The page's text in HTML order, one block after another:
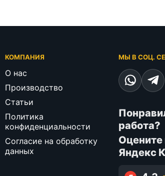
КОМПАНИЯ
О нас
Производство
Статьи
Политика
конфиденциальности
Согласие на обработку
данных
МЫ В СОЦ.
работа?
Оцените
Яндекс